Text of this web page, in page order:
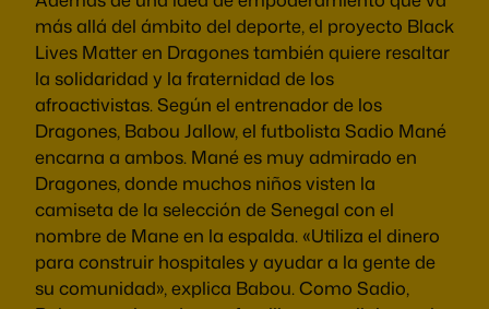
más allá del ámbito del deporte, el proyecto Black
Lives Matter en Dragones también quiere resaltar
la solidaridad y la fraternidad de los
afroactivistas. Según el entrenador de los
Dragones, Babou Jallow, el futbolista Sadio Mané
encarna a ambos. Mané es muy admirado en
Dragones, donde muchos niños visten la
camiseta de la selección de Senegal con el
nombre de Mane en la espalda. «Utiliza el dinero
para construir hospitales y ayudar a la gente de
su comunidad», explica Babou. Como Sadio,